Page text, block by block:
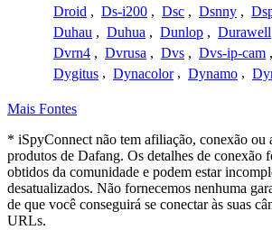
Droid , Ds-i200 , Dsc , Dsnny ,
Duhau , Duhua , Dunlop , Durawell
Dvrn4 , Dvrusa , Dvs , Dvs-ip-cam ,
Dygitus , Dynacolor , Dynamo ,
Mais Fontes
* iSpyConnect não tem afiliação, conexão ou
produtos de Dafang. Os detalhes de conexão
obtidos da comunidade e podem estar
desatualizados. Não fornecemos nenhuma
de que você conseguirá se conectar às suas
URLs.